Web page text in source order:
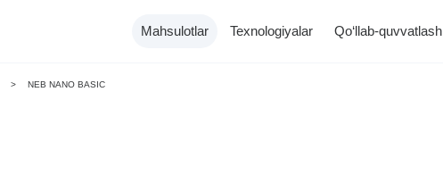
Mahsulotlar Texnologiyalar Qo‘llab-quvvatlash
> NEB NANO BASIC